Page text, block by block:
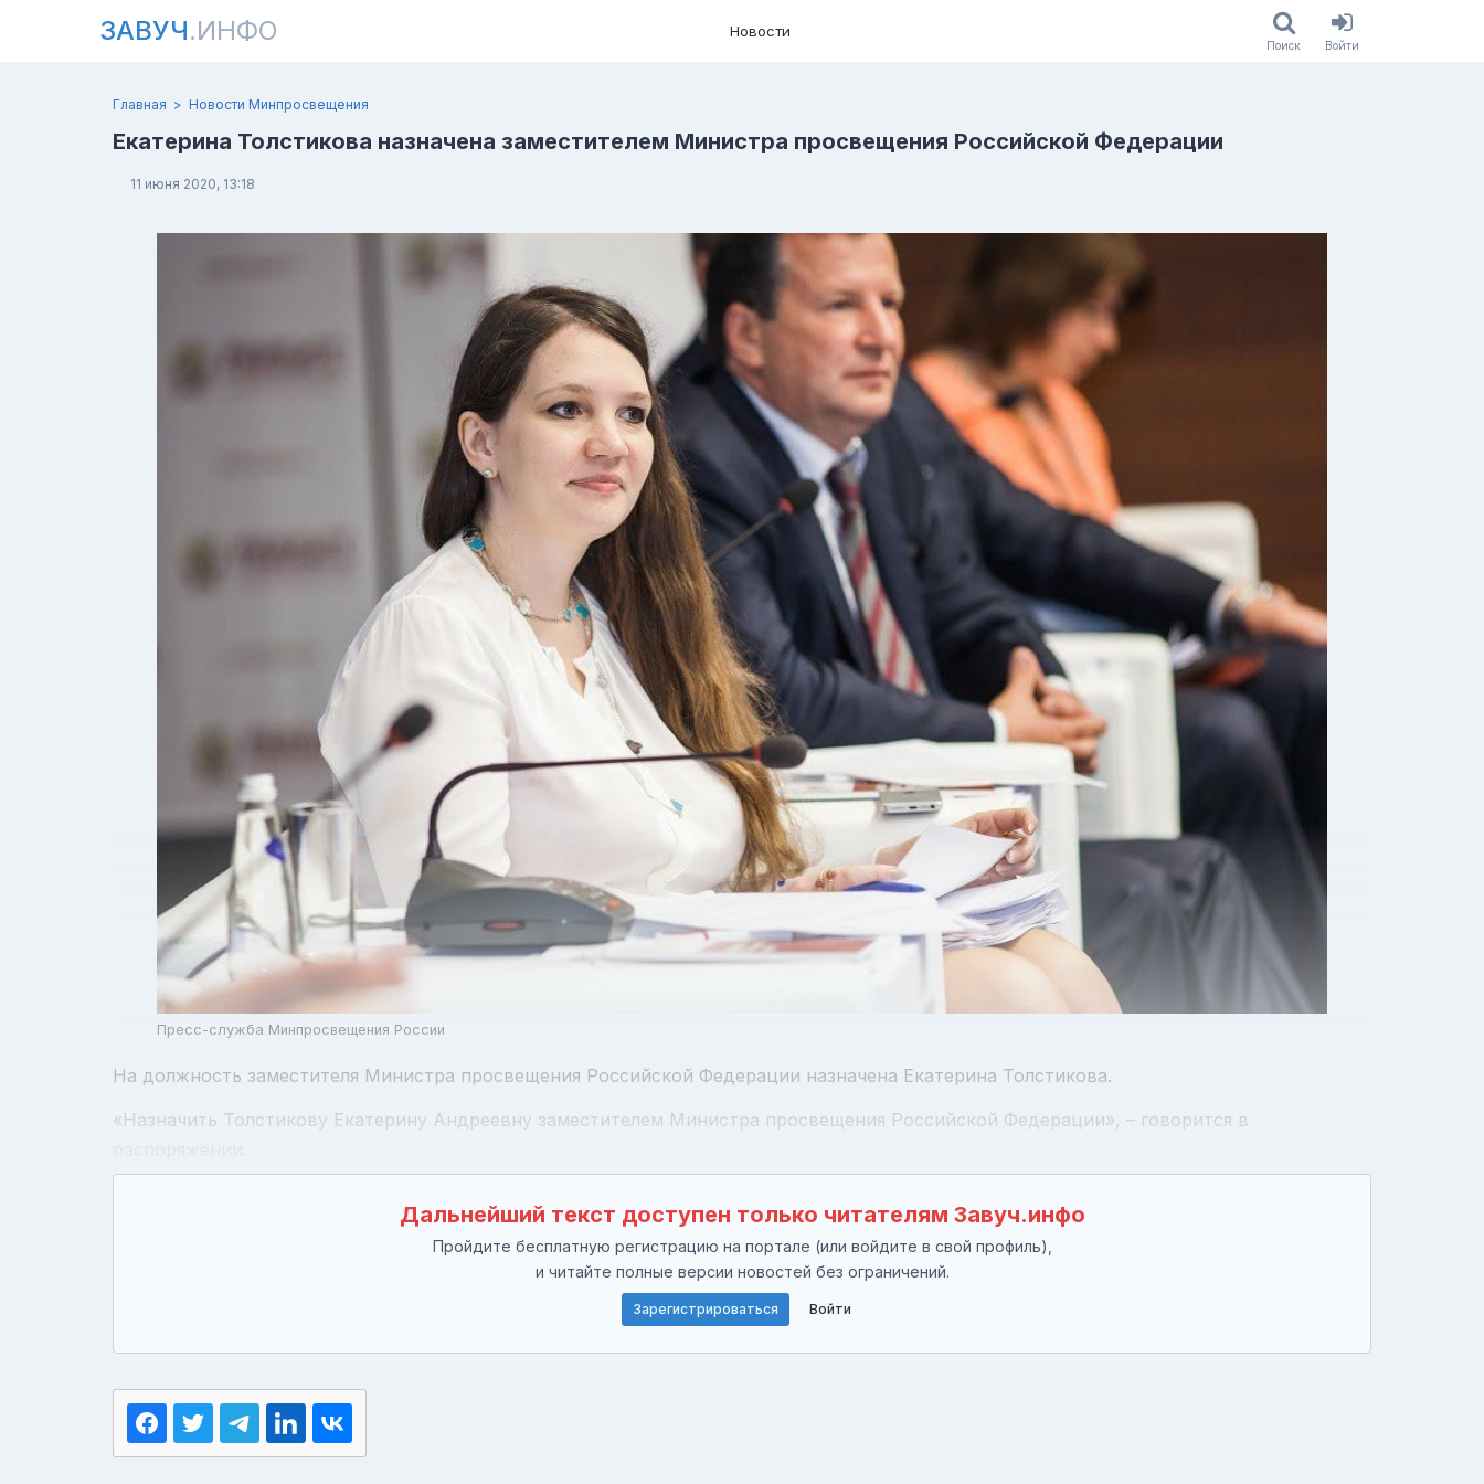
ЗАВУЧ.ИНФО Новости
Поиск Войти
Главная Новости Минпросвещения
Екатерина Толстикова назначена заместителем Министра просвещения Российской Федерации
11 июня 2020, 13:18
Пресс-служба Минпросвещения России
На должность заместителя Министра просвещения Российской Федерации назначена Екатерина Толстикова.
«Назначить Толстикову Екатерину Андреевну заместителем Министра просвещения Российской Федерации», – говорится в
Дальнейший текст доступен только читателям Завуч.инфо
Пройдите бесплатную регистрацию на портале (или войдите в свой профиль),
и читайте полные версии новостей без ограничений.
Зарегистрироваться Войти